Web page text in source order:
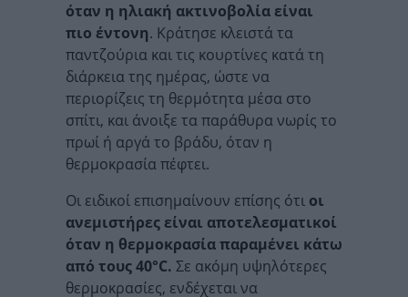
όταν η ηλιακή ακτινοβολία είναι
πιο έντονη. Κράτησε κλειστά τα
παντζούρια και τις κουρτίνες κατά τη
διάρκεια της ημέρας, ώστε να
περιορίζεις τη θερμότητα μέσα στο
σπίτι, και άνοιξε τα παράθυρα νωρίς το
πρωί ή αργά το βράδυ, όταν η
θερμοκρασία πέφτει.
Οι ειδικοί επισημαίνουν επίσης ότι οι
ανεμιστήρες είναι αποτελεσματικοί
όταν η θερμοκρασία παραμένει κάτω
από τους 40°C. Σε ακόμη υψηλότερες
θερμοκρασίες, ενδέχεται να